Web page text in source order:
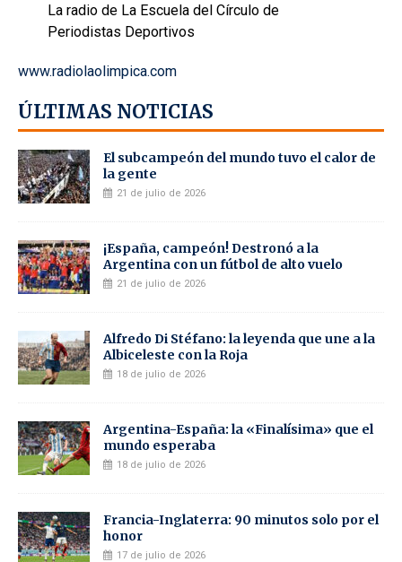
La radio de La Escuela del Círculo de
Periodistas Deportivos
www.radiolaolimpica.com
ÚLTIMAS NOTICIAS
El subcampeón del mundo tuvo el calor de
la gente
21 de julio de 2026
¡España, campeón! Destronó a la
Argentina con un fútbol de alto vuelo
21 de julio de 2026
Alfredo Di Stéfano: la leyenda que une a la
Albiceleste con la Roja
18 de julio de 2026
Argentina-España: la «Finalísima» que el
mundo esperaba
18 de julio de 2026
Francia-Inglaterra: 90 minutos solo por el
honor
17 de julio de 2026